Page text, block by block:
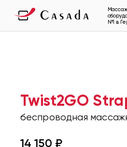
№1 в
Twist2GO
беспроводная
14 150 ₽